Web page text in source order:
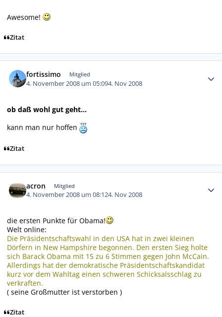
Awesome!
Zitat
fortissimo Mitglied
4. November 2008 um 05:094. Nov 2008
ob daß wohl gut geht...
kann man nur hoffen
Zitat
acron Mitglied
4. November 2008 um 08:124. Nov 2008
die ersten Punkte für Obama!
Welt online:
Die Präsidentschaftswahl in den USA hat in zwei kleinen
Dörfern in New Hampshire begonnen. Den ersten Sieg holte
sich Barack Obama mit 15 zu 6 Stimmen gegen John McCain.
Allerdings hat der demokratische Präsidentschaftskandidat
kurz vor dem Wahltag einen schweren Schicksalsschlag zu
verkraften.
( seine Großmutter ist verstorben )
Zitat